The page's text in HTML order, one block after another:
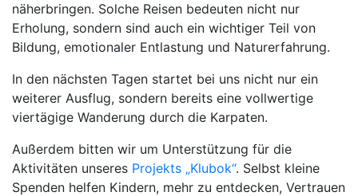
näherbringen. Solche Reisen bedeuten nicht nur
Erholung, sondern sind auch ein wichtiger Teil von
Bildung, emotionaler Entlastung und Naturerfahrung.
In den nächsten Tagen startet bei uns nicht nur ein
weiterer Ausflug, sondern bereits eine vollwertige
viertägige Wanderung durch die Karpaten.
Außerdem bitten wir um Unterstützung für die
Aktivitäten unseres Projekts „Klubok“. Selbst kleine
Spenden helfen Kindern, mehr zu entdecken, Vertrauen